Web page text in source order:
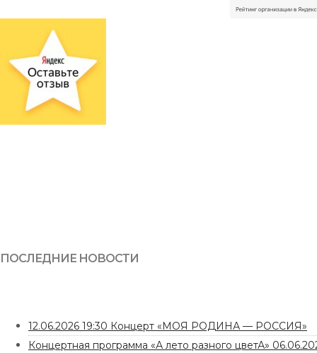
ПОСЛЕДНИЕ НОВОСТИ
12.06.2026 19:30 Концерт «МОЯ РОДИНА — РОССИЯ»
Концертная программа «А лето разного цветА»